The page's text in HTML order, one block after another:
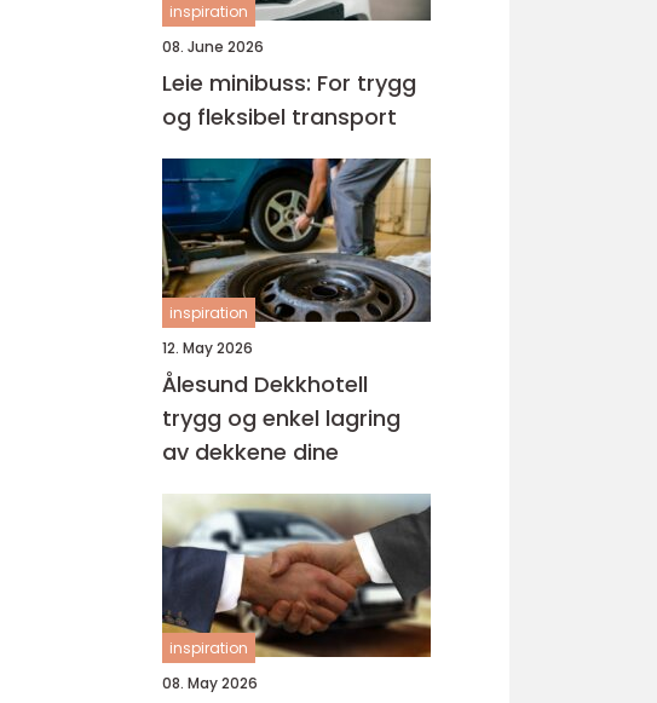
inspiration
08. June 2026
Leie minibuss: For trygg
og fleksibel transport
inspiration
12. May 2026
Ålesund Dekkhotell
trygg og enkel lagring
av dekkene dine
inspiration
08. May 2026